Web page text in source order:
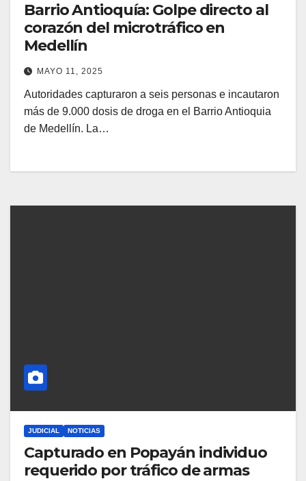
Barrio Antioquía: Golpe directo al
corazón del microtráfico en
Medellín
MAYO 11, 2025
Autoridades capturaron a seis personas e incautaron
más de 9.000 dosis de droga en el Barrio Antioquia
de Medellín. La…
JUDICIAL NOTICIAS
Capturado en Popayán individuo
requerido por tráfico de armas